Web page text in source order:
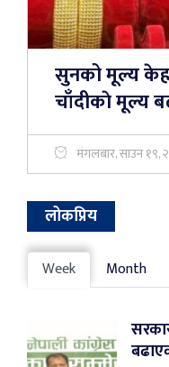
सुनको मूल्य
चाँदीकाे मूल्य
मंगलबार, साउन १९,
लोकप्रिय
Week Month